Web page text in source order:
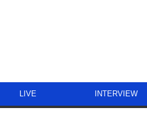
LIVE INTERVIEW